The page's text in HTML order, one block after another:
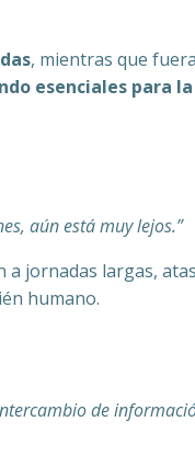
, mientras que
esenciales para
aún está muy lejos.”
jornadas largas,
humano.
de